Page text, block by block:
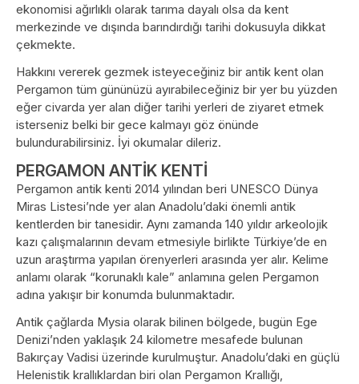
ekonomisi ağırlıklı olarak tarıma dayalı olsa da kent
merkezinde ve dışında barındırdığı tarihi dokusuyla dikkat
çekmekte.
Hakkını vererek gezmek isteyeceğiniz bir antik kent olan
Pergamon tüm gününüzü ayırabileceğiniz bir yer bu yüzden
eğer civarda yer alan diğer tarihi yerleri de ziyaret etmek
isterseniz belki bir gece kalmayı göz önünde
bulundurabilirsiniz. İyi okumalar dileriz.
PERGAMON ANTİK KENTİ
Pergamon antik kenti 2014 yılından beri UNESCO Dünya
Miras Listesi’nde yer alan Anadolu’daki önemli antik
kentlerden bir tanesidir. Aynı zamanda 140 yıldır arkeolojik
kazı çalışmalarının devam etmesiyle birlikte Türkiye’de en
uzun araştırma yapılan örenyerleri arasında yer alır. Kelime
anlamı olarak “korunaklı kale” anlamına gelen Pergamon
adına yakışır bir konumda bulunmaktadır.
Antik çağlarda Mysia olarak bilinen bölgede, bugün Ege
Denizi’nden yaklaşık 24 kilometre mesafede bulunan
Bakırçay Vadisi üzerinde kurulmuştur. Anadolu’daki en güçlü
Helenistik krallıklardan biri olan Pergamon Krallığı,